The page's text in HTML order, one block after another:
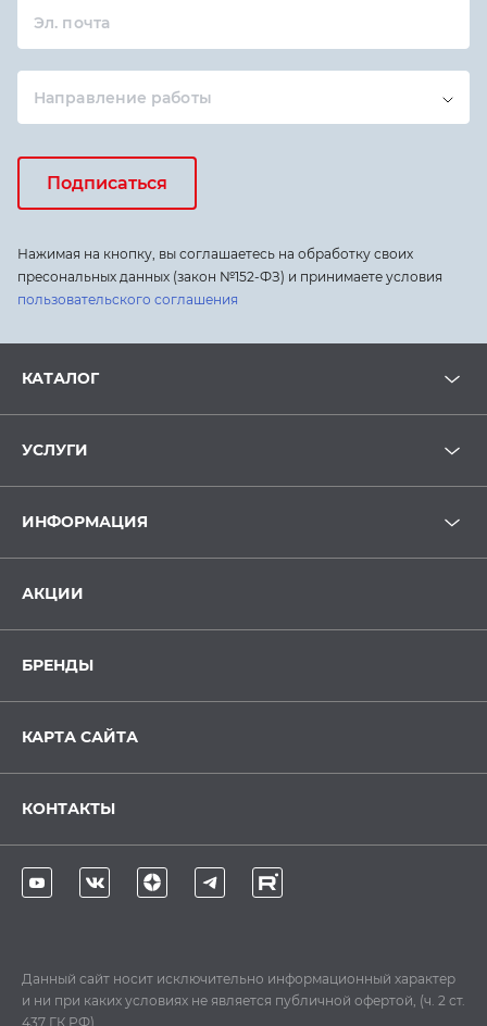
Эл. почта
Направление работы
Подписаться
Нажимая на кнопку, вы соглашаетесь на обработку своих
пресональных данных (закон №152-ФЗ) и принимаете условия
пользовательского соглашения
КАТАЛОГ
УСЛУГИ
ИНФОРМАЦИЯ
АКЦИИ
БРЕНДЫ
КАРТА САЙТА
КОНТАКТЫ
Данный сайт носит исключительно информационный характер
и ни при каких условиях не является публичной офертой, (ч. 2 ст.
437 ГК РФ)